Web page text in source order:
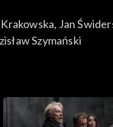
którego
na bliżej nie
a Rejentem
intryg.
Jędryka,
zarazem
, Jan
Szymański